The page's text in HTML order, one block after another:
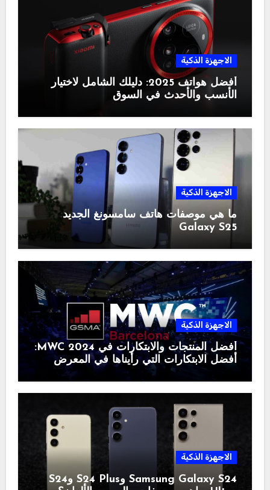
الاجهزة الذكية
أفضل هواتف 2025: دليلك الشامل لاختيار
الأنسب والأحدث في السوق
الاجهزة الذكية
ما هي موصفات هاتف سامسونغ الجديد
Galaxy S25
الاجهزة الذكية
أفضل المنتجات والابتكارات في MWC 2024:
أفضل الابتكارات التي رأيناها في المعرض
الاجهزة الذكية
Samsung Galaxy S24 وS24 Plus وS24